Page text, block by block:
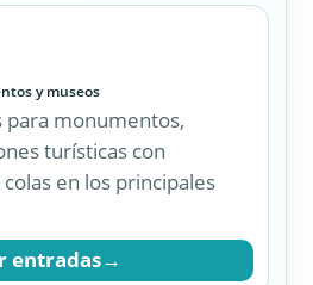
internacional y disfruta de
desde que aterrices, sin
física.
eSIM→